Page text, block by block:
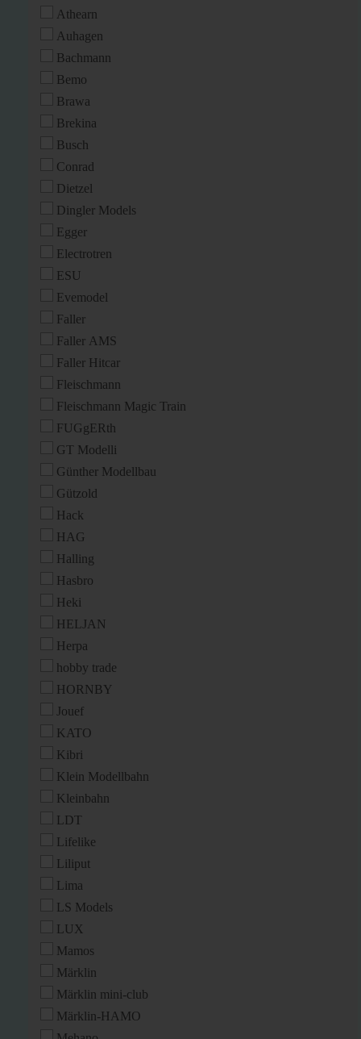
Athearn
Auhagen
Bachmann
Bemo
Brawa
Brekina
Busch
Conrad
Dietzel
Dingler Models
Egger
Electrotren
ESU
Evemodel
Faller
Faller AMS
Faller Hitcar
Fleischmann
Fleischmann Magic Train
FUGgERth
GT Modelli
Günther Modellbau
Gützold
Hack
HAG
Halling
Hasbro
Heki
HELJAN
Herpa
hobby trade
HORNBY
Jouef
KATO
Kibri
Klein Modellbahn
Kleinbahn
LDT
Lifelike
Liliput
Lima
LS Models
LUX
Mamos
Märklin
Märklin mini-club
Märklin-HAMO